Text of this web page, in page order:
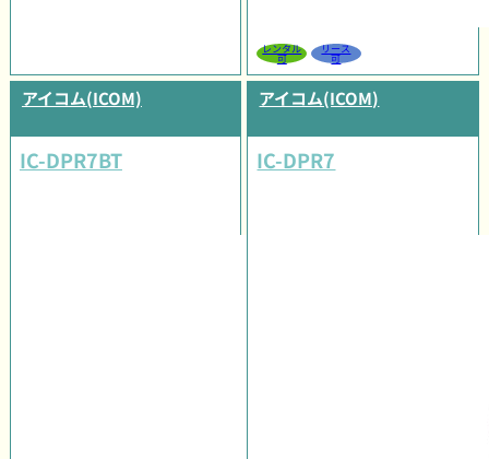
レンタル
可
リース
可
アイコム(ICOM)
IC-DPR7BT
アイコム(ICOM)
IC-DPR7